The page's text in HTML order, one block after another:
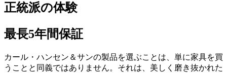
正統派の体験
最長5年間保証
カール・ハンセン＆サンの製品を選ぶことは、単に家具を買
うことと同義ではありません。それは、美しく磨き抜かれた